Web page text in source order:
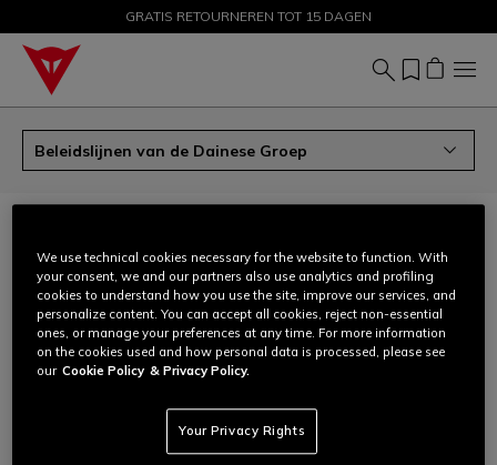
PROMOTIES TOT 50% – SHOP NU
GRATIS RETOURNEREN TOT 15 DAGEN
Beleidslijnen van de Dainese Groep
downloadHuman rights policy
downloadNon-discrimination, non-violence and anti-harassment
policy
downloadGender equality, diversity, equity and inclusion
Anti-corruption policy
We use technical cookies necessary for the website to function. With
your consent, we and our partners also use analytics and profiling
cookies to understand how you use the site, improve our services, and
personalize content. You can accept all cookies, reject non-essential
ones, or manage your preferences at any time. For more information
on the cookies used and how personal data is processed, please see
our Cookie Policy & Privacy Policy.
Your Privacy Rights